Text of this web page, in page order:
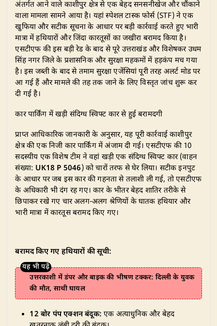
s
A
p
p
e
b
o
o
k
e
dI
n
g
ra
m
te
r
e
अंतर्गत आने वाले काशीपुर क्षेत्र से एक बेहद सनसनीखेज और चौंकाने
वाला मामला सामने आया है। यहां स्पेशल टास्क फोर्स (STF) ने एक
खुफिया और सटीक सूचना के आधार पर बड़ी कार्रवाई करते हुए भारी
मात्रा में हथियारों और जिंदा कारतूसों का जखीरा बरामद किया है।
एसटीएफ की इस बड़ी रेड के बाद से पूरे उत्तराखंड और विशेषकर उधम
सिंह नगर जिले के प्रशासनिक और सुरक्षा महकमों में हड़कंप मच गया
है। इस जब्ती के बाद से तमाम सुरक्षा एजेंसियां पूरी तरह अलर्ट मोड पर
आ गई हैं और मामले की तह तक जाने के लिए विस्तृत जांच शुरू कर
दी गई है।
​कार पार्किंग में खड़ी संदिग्ध स्विफ्ट कार से हुई बरामदगी
​प्राप्त आधिकारिक जानकारी के अनुसार, यह पूरी कार्रवाई काशीपुर
क्षेत्र की एक निजी कार पार्किंग में अंजाम दी गई। एसटीएफ की 10
सदस्यीय एक विशेष टीम ने वहां खड़ी एक संदिग्ध स्विफ्ट कार (वाहन
संख्या: UK18 P 5046) को चारों तरफ से घेर लिया। सटीक इनपुट
के आधार पर जब इस कार की गहनता से तलाशी ली गई, तो एसटीएफ
के अधिकारी भी दंग रह गए। कार के भीतर बेहद शातिर तरीके से
छिपाकर रखे गए चार अलग-अलग श्रेणियों के घातक हथियार और
भारी मात्रा में कारतूस बरामद किए गए।
बरामद किए गए हथियारों की सूची:
उत्तरकाशी में डंपर और बाइक की भीषण टक्कर: दिल्ली के युवक
की मौत, साथी घायल
12 बोर पंप एक्शन बंदूक: एक अत्याधुनिक और बेहद